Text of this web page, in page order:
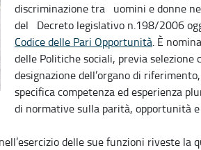
discriminazione tra uomini e donne
del Decreto legislativo n.198/2006
Codice delle Pari Opportunità. È
delle Politiche sociali, previa
designazione dell’organo di
specifica competenza ed esperienza
di normative sulla parità, opportunità
delle sue funzioni riveste la